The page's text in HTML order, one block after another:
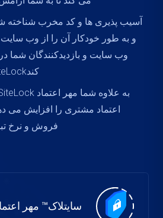
آسیب پذیری ها و کد مخرب شناخته
و به طور خودکار آن را از وب
وب سایت و بازدیدکنندگان شما
کندSiteLockاسکن روزانه بدافزار
اعتماد مشتری را افزایش می
فروش و نرخ
سایتلاک™ مهر